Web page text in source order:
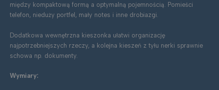
między kompaktową formą a optymalną pojemnością. Pomieści
telefon, nieduży portfel, mały notes i inne drobiazgi.
Dodatkowa wewnętrzna kieszonka ułatwi organizację
najpotrzebniejszych rzeczy, a kolejna kieszeń z tyłu nerki sprawnie
schowa np. dokumenty.
Wymiary: